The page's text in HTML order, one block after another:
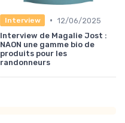
Interview • 12/06/2025
Interview de Magalie Jost :
NAON une gamme bio de
produits pour les
randonneurs